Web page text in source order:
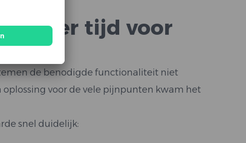
meer tijd voor
de benodigde functionaliteit niet
voor de vele pijnpunten kwam het
snel duidelijk: